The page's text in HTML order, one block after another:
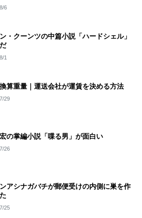
6
・クーンツの中篇小説「ハードシェル」
1
算重量｜運送会社が運賃を決める方法
29
の掌編小説「喋る男」が面白い
26
アシナガバチが郵便受けの内側に巣を作
25